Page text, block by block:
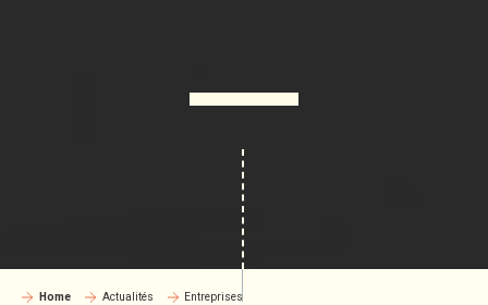
Home Actualités Entreprises